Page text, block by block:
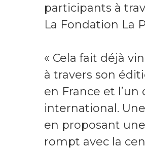
participants à
La Fondation La
« Cela fait déjà
à travers son
en France et
international.
en proposant
rompt avec la